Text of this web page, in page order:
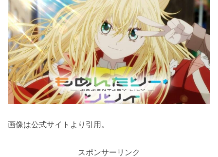
画像は公式サイトより引用。
スポンサーリンク